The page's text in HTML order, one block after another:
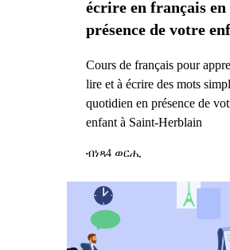
écrire en français en
présence de votre
Cours de français pour
lire et à écrire des mots
quotidien en présence de
enfant à Saint-Herblain
ብነጻ4 ወርሒ